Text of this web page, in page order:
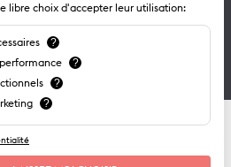
73
trouver ?
libre choix d'accepter leur utilisation:
?
?
?
?